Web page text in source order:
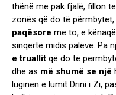
thënë me pak fjalë, fillon
zonës që do të
paqësore me to, e
sinqertë midis palëve. Pa
e truallit që do të
dhe as më shumë se një
luginën e lumit Drini i Zi,